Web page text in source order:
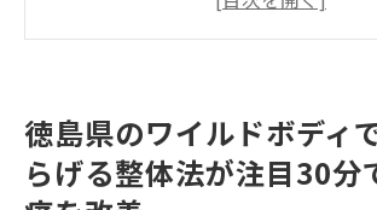
痛みを和らげるための整体施
坐骨神経痛改善に適したワイ
整体施術の流れ
徳島県のワイルドボディ
らげる整体法が注目30分